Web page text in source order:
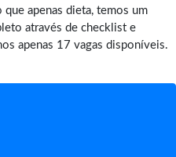
apenas dieta, temos um
através de checklist e
apenas 17 vagas disponíveis.